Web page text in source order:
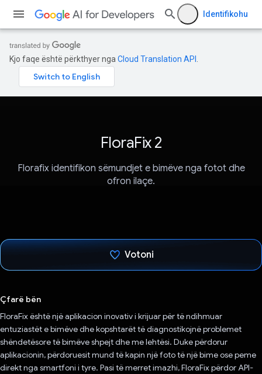
Identifikohu
Kjo faqe është përkthyer nga Cloud Translation API
FloraFix 2
Florafix identifikon sëmundjet e bimëve nga fotot dhe
ofron ilaçe.
Votoni
Çfarë bën
FloraFix është një aplikacion inovativ i krijuar për të ndihmuar
entuziastët e bimëve dhe kopshtarët të diagnostikojnë problemet
shëndetësore të bimëve shpejt dhe me lehtësi. Duke përdorur
aplikacionin, përdoruesit mund të kapin një foto të një bime ose peme
direkt nga smartfoni i tyre. Pasi të merret imazhi, FloraFix përdor API-